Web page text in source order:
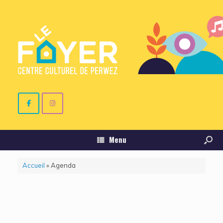
Menu
Accueil »Agenda